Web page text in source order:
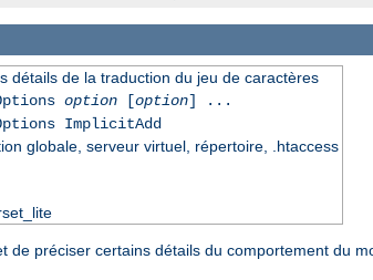
détails de la traduction du jeu de caractères
option[option] ...
ImplicitAdd
globale, serveur virtuel, répertoire, .htaccess
de préciser certains détails du comportement du